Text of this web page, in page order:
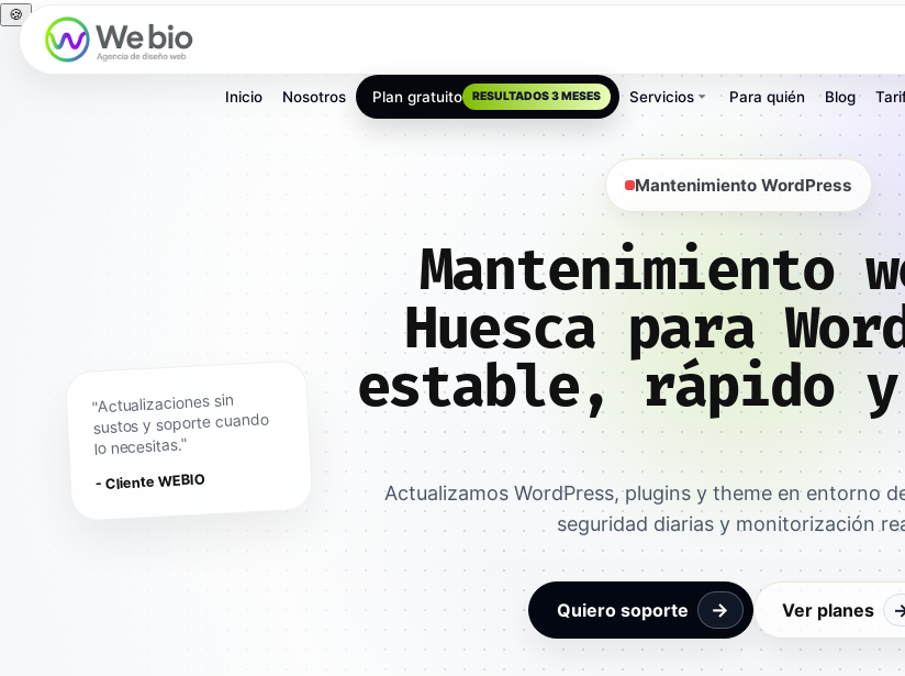
🍪
Inicio Nosotros Plan gratuito RESULTADOS 3 MESES Servicios Para quién Blog
"Actualizaciones sin
sustos y soporte cuando
lo necesitas."
- Cliente WEBIO
Mantenimiento WordPress
Mantenimiento
Huesca para
estable, rápido y
Actualizamos WordPress, plugins y theme en entorno
seguridad diarias y monitorización
Quiero soporte → Ver planes